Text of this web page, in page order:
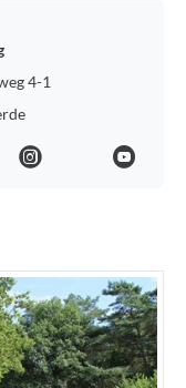
4-1